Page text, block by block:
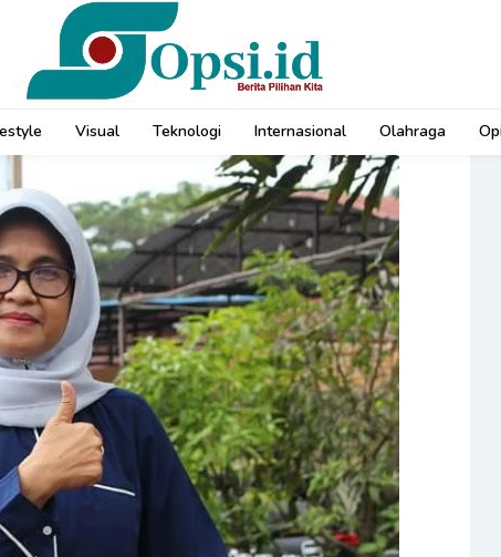
Visual Teknologi Internasional Olahraga